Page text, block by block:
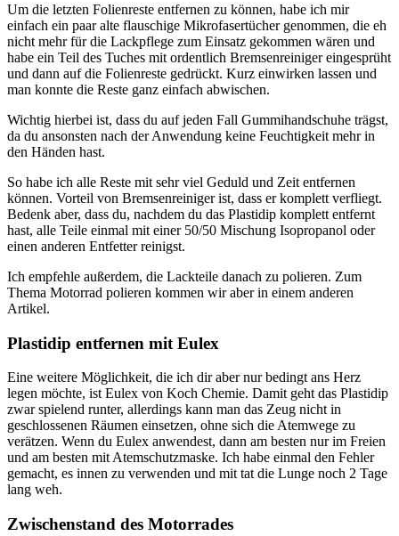
Um die letzten Folienreste entfernen zu können, habe ich mir
einfach ein paar alte flauschige Mikrofasertücher genommen, die eh
nicht mehr für die Lackpflege zum Einsatz gekommen wären und
habe ein Teil des Tuches mit ordentlich Bremsenreiniger eingesprüht
und dann auf die Folienreste gedrückt. Kurz einwirken lassen und
man konnte die Reste ganz einfach abwischen.
Wichtig hierbei ist, dass du auf jeden Fall Gummihandschuhe trägst,
da du ansonsten nach der Anwendung keine Feuchtigkeit mehr in
den Händen hast.
So habe ich alle Reste mit sehr viel Geduld und Zeit entfernen
können. Vorteil von Bremsenreiniger ist, dass er komplett verfliegt.
Bedenk aber, dass du, nachdem du das Plastidip komplett entfernt
hast, alle Teile einmal mit einer 50/50 Mischung Isopropanol oder
einen anderen Entfetter reinigst.
Ich empfehle außerdem, die Lackteile danach zu polieren. Zum
Thema Motorrad polieren kommen wir aber in einem anderen
Artikel.
Plastidip entfernen mit Eulex
Eine weitere Möglichkeit, die ich dir aber nur bedingt ans Herz
legen möchte, ist Eulex von Koch Chemie. Damit geht das Plastidip
zwar spielend runter, allerdings kann man das Zeug nicht in
geschlossenen Räumen einsetzen, ohne sich die Atemwege zu
verätzen. Wenn du Eulex anwendest, dann am besten nur im Freien
und am besten mit Atemschutzmaske. Ich habe einmal den Fehler
gemacht, es innen zu verwenden und mit tat die Lunge noch 2 Tage
lang weh.
Zwischenstand des Motorrades